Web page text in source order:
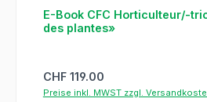
E-Book CFC Horticulteur/-
des plantes»
Regulärer Preis:
CHF 119.00
Preise inkl. MWST zzgl.